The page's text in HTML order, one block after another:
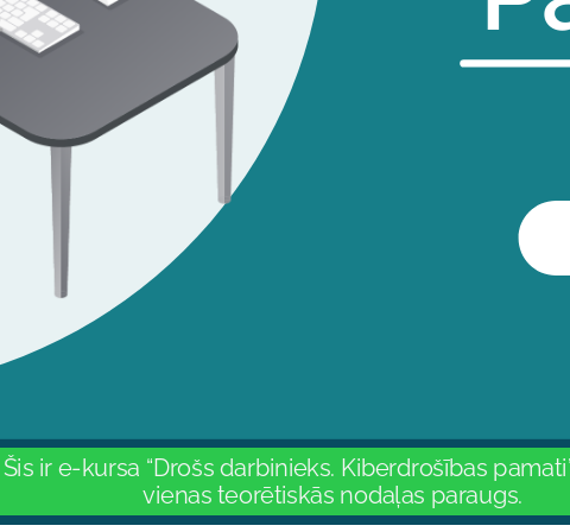
Šis ir e-kursa “Drošs darbinieks. Kiberdrošības
vienas teorētiskās nodaļas paraugs.vienas teorētiskās nodaļas paraugs.